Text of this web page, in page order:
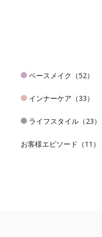
ベースメイク（52）
インナーケア（33）
ライフスタイル（23）
お客様エピソード（11）